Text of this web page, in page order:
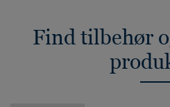
Find tilbehør